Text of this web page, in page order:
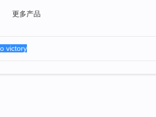
更多产品